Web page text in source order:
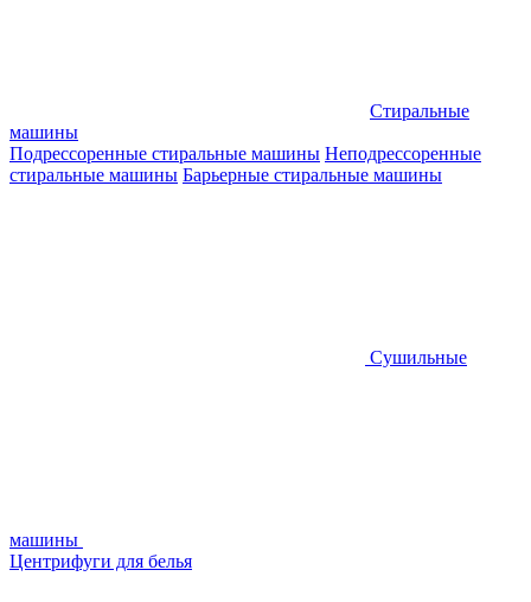
Стиральные
машины
Подрессоренные стиральные машины Неподрессоренные
стиральные машины Барьерные стиральные машины
Сушильные
машины
Центрифуги для белья